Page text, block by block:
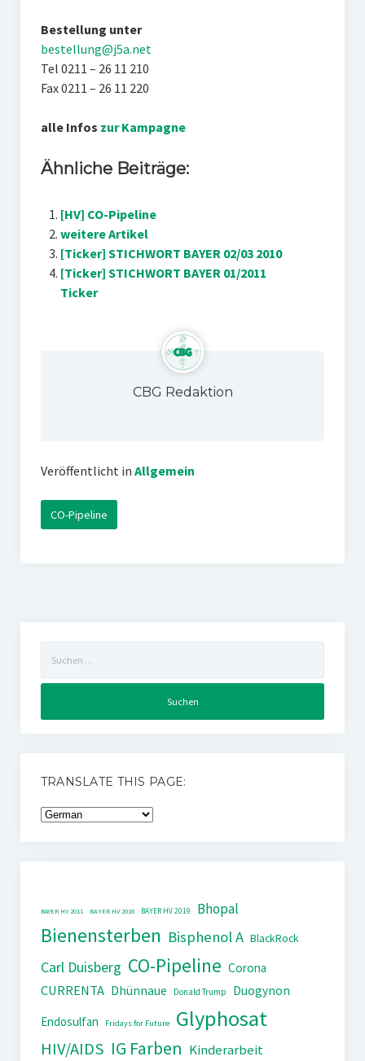
Bestellung unter
bestellung@j5a.net
Tel 0211 – 26 11 210
Fax 0211 – 26 11 220
alle Infos zur Kampagne
Ähnliche Beiträge:
[HV] CO-Pipeline
weitere Artikel
[Ticker] STICHWORT BAYER 02/03 2010
[Ticker] STICHWORT BAYER 01/2011
Ticker
CBG Redaktion
Veröffentlicht in Allgemein
CO-Pipeline
nach:
TRANSLATE THIS PAGE:
BAYER HV 2011 BAYER HV 2018 BAYER HV 2019 Bhopal
Bienensterben Bisphenol A BlackRock
Carl Duisberg CO-Pipeline Corona
CURRENTA Dhünnaue Donald Trump
Duogynon
Endosulfan
Fridays for Future Glyphosat
HIV/AIDS IG Farben Kinderarbeit